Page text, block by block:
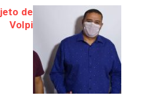
de
Volpi